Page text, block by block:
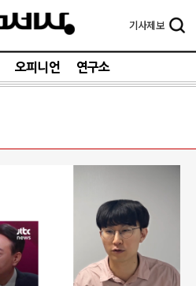
기사제보
오피니언 연구소